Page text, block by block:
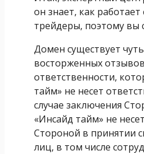
он знает, как
трейдеры, поэтому вы
Домен существует
восторженных
ответственности,
тайм» не несет
случае заключения
«Инсайд тайм» не
Стороной в принятии
лиц, в том числе